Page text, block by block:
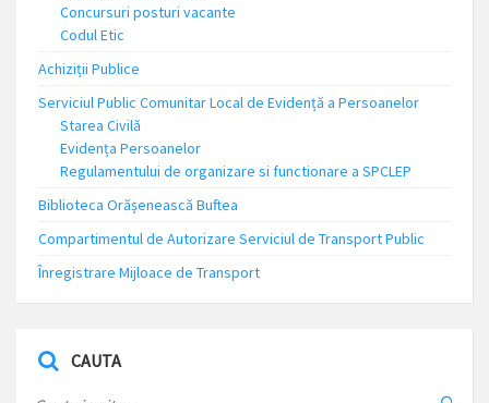
Concursuri posturi vacante
Codul Etic
Achiziții Publice
Serviciul Public Comunitar Local de Evidență a Persoanelor
Starea Civilă
Evidența Persoanelor
Regulamentului de organizare si functionare a SPCLEP
Biblioteca Orășenească Buftea
Compartimentul de Autorizare Serviciul de Transport Public
Înregistrare Mijloace de Transport
CAUTA